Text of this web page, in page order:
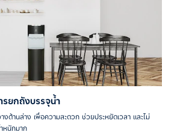
ยกถังบรรจุน้ำ
ด้านล่าง เพื่อความสะดวก ช่วยประหยัดเวลา และไม่
หนักมาก